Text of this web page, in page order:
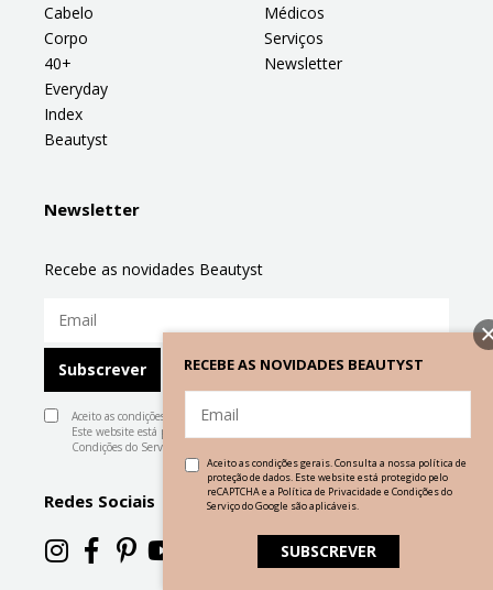
Cabelo
Corpo
40+
Everyday
Index
Beautyst
Médicos
Serviços
Newsletter
Newsletter
Recebe as novidades Beautyst
Aceito as condições gerais. Consulta a nossa
Este website está protegido pelo reCAPTCHA e a
Condições do Serviço
Redes Sociais
RECEBE AS NOVIDADES BEAUTYST
Aceito as condições gerais. Consulta a nossa política de
proteção de dados. Este website está protegido pelo
reCAPTCHA e a Política de Privacidade e Condições do
Serviçodo Google são aplicáveis.